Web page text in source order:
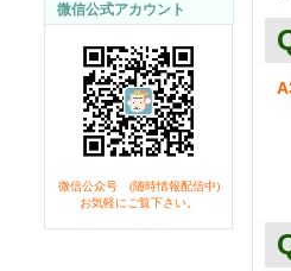
微信公式アカウント
微信公众号 (随時情報配信中)
お気軽にご覧下さい。